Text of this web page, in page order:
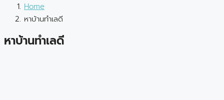
Home
หาบ้านทำเลดี
หาบ้านทำเลดี